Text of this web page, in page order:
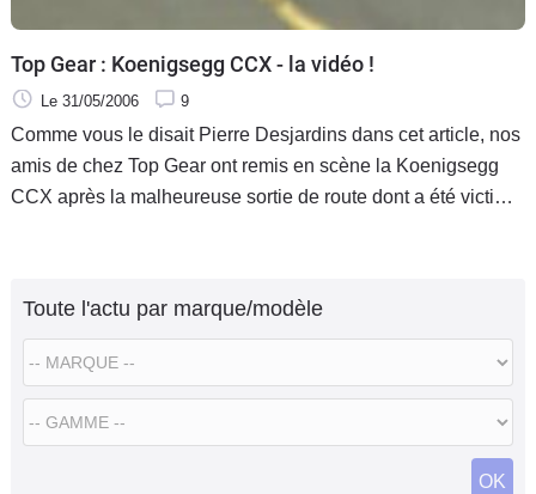
Top Gear : Koenigsegg CCX - la vidéo !
Le 31/05/2006 9
Comme vous le disait Pierre Desjardins dans cet article, nos
amis de chez Top Gear ont remis en scène la Koenigsegg
CCX après la malheureuse sortie de route dont a été victime
Toute l'actu par marque/modèle
OK